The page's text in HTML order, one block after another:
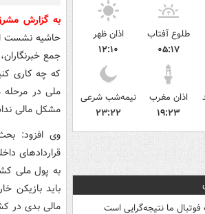
طلوع آفتاب
۰۵:۱۷
اذان ظهر
۱۲:۱۰
اذان مغرب
۱۹:۲۳
نیمه‌شب شرعی
۲۳:۲۲
ما نتیجه‌گرایی است
به گزارش
حاشیه نشست
جمع
مشکل مالی
وی افزود:
قراردادهای
به پول ملی
باید بازیکن
مالی بدی در